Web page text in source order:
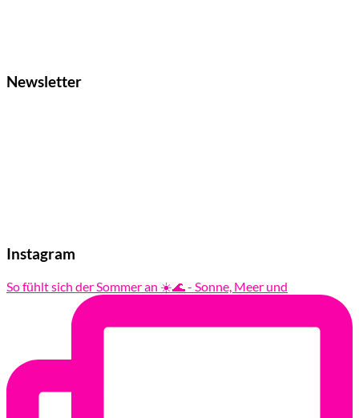
Newsletter
Instagram
So fühlt sich der Sommer an ☀️🌊 - Sonne, Meer und